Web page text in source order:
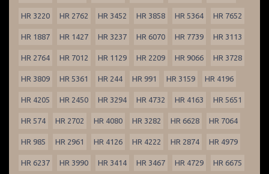
HR 3220 HR 2762 HR 3452 HR 3858 HR 5364 HR 7652
HR 1887 HR 1427 HR 3237 HR 6070 HR 7739 HR 3113
HR 2764 HR 7012 HR 1129 HR 2209 HR 9066 HR 3728
HR 3809 HR 5361 HR 244 HR 991 HR 3159 HR 4196
HR 4205 HR 2450 HR 3294 HR 4732 HR 4163 HR 5651
HR 574 HR 2702 HR 4080 HR 3282 HR 6628 HR 7064
HR 985 HR 2961 HR 4126 HR 4222 HR 2874 HR 4979
HR 6237 HR 3990 HR 3414 HR 3467 HR 4729 HR 6675